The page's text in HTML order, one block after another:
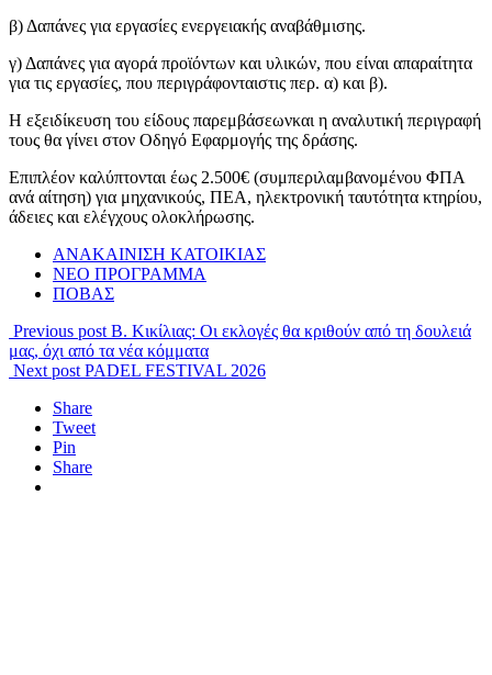
β) Δαπάνες για εργασίες ενεργειακής αναβάθμισης.
γ) Δαπάνες για αγορά προϊόντων και υλικών, που είναι απαραίτητα
για τις εργασίες, που περιγράφονταιστις περ. α) και β).
Η εξειδίκευση του είδους παρεμβάσεωνκαι η αναλυτική περιγραφή
τους θα γίνει στον Οδηγό Εφαρμογής της δράσης.
Επιπλέον καλύπτονται έως 2.500€ (συμπεριλαμβανομένου ΦΠΑ
ανά αίτηση) για μηχανικούς, ΠΕΑ, ηλεκτρονική ταυτότητα κτηρίου,
άδειες και ελέγχους ολοκλήρωσης.
ΑΝΑΚΑΙΝΙΣΗ ΚΑΤΟΙΚΙΑΣ
ΝΕΟ ΠΡΟΓΡΑΜΜΑ
ΠΟΒΑΣ
Previous post Β. Κικίλιας: Οι εκλογές θα κριθούν από τη δουλειά
μας, όχι από τα νέα κόμματα
Next post PADEL FESTIVAL 2026
Share
Tweet
Pin
Share